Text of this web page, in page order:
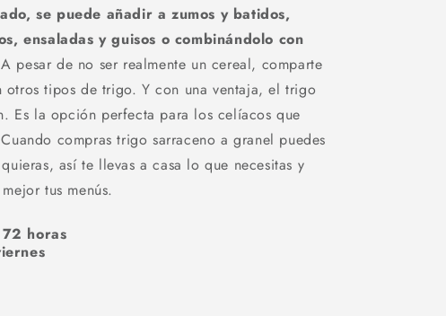
se puede añadir a zumos y batidos,
ensaladas y guisos o combinándolo con
A pesar de no ser realmente un cereal, comparte
otros tipos de trigo. Y con una ventaja, el trigo
Es la opción perfecta para los celíacos que
compras trigo sarraceno a granel puedes
así te llevas a casa lo que necesitas y
tus menús.
horas